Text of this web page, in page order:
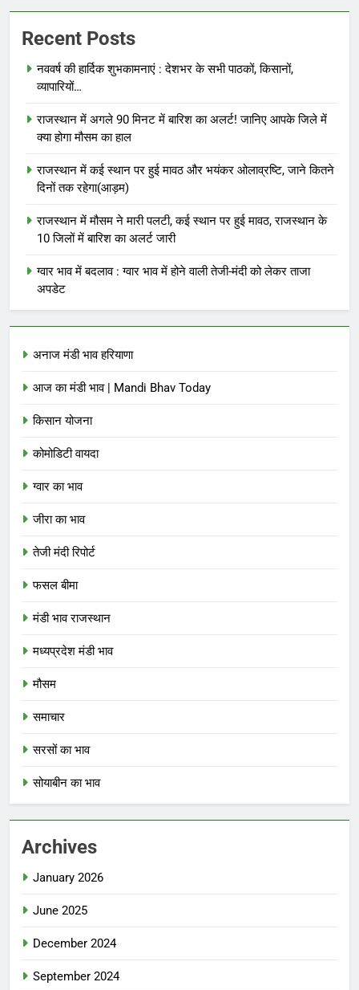
Recent Posts
नववर्ष की हार्दिक शुभकामनाएं : देशभर के सभी पाठकों, किसानों,
व्यापारियों…
राजस्थान में अगले 90 मिनट में बारिश का अलर्ट! जानिए आपके जिले में
क्या होगा मौसम का हाल
राजस्थान में कई स्थान पर हुई मावठ और भयंकर ओलाव्रष्टि, जाने कितने
दिनों तक रहेगा(आड़म)
राजस्थान में मौसम ने मारी पलटी, कई स्थान पर हुई मावठ, राजस्थान के
10 जिलों में बारिश का अलर्ट जारी
ग्वार भाव में बदलाव : ग्वार भाव में होने वाली तेजी-मंदी को लेकर ताजा
अपडेट
अनाज मंडी भाव हरियाणा
आज का मंडी भाव | Mandi Bhav Today
किसान योजना
कोमोडिटी वायदा
ग्वार का भाव
जीरा का भाव
तेजी मंदी रिपोर्ट
फसल बीमा
मंडी भाव राजस्थान
मध्यप्रदेश मंडी भाव
मौसम
समाचार
सरसों का भाव
सोयाबीन का भाव
Archives
January 2026
June 2025
December 2024
September 2024